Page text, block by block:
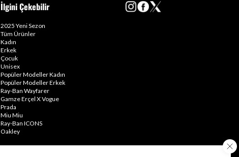
İlgini Çekebilir
2025 Yeni Sezon
Tüm Ürünler
Kadın
Erkek
Çocuk
Unisex
Popüler Modeller Kadın
Popüler Modeller Erkek
Ray-Ban Wayfarer
Gamze Erçel X Vogue
Prada
Miu Miu
Ray-Ban ICONS
Oakley